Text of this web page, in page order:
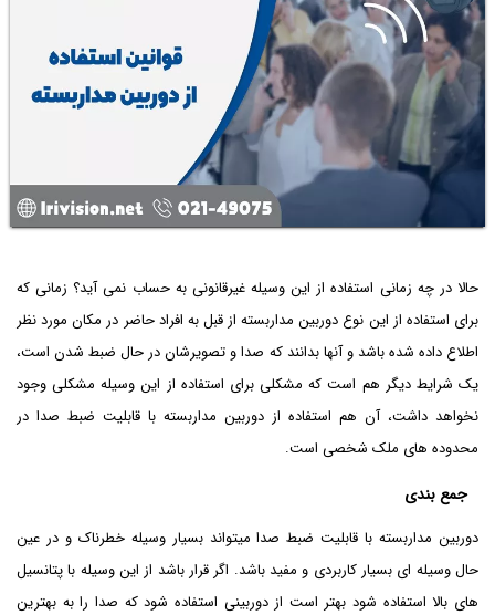
حالا در چه زمانی استفاده از این وسیله غیرقانونی به حساب نمی آید؟ زمانی که
برای استفاده از این نوع دوربین مداربسته از قبل به افراد حاضر در مکان مورد نظر
اطلاع داده شده باشد و آنها بدانند که صدا و تصویرشان در حال ضبط شدن است،
یک شرایط دیگر هم است که مشکلی برای استفاده از این وسیله مشکلی وجود
نخواهد داشت، آن هم استفاده از دوربین مداربسته با قابلیت ضبط صدا در
محدوده های ملک شخصی است.
جمع بندی
دوربین مداربسته با قابلیت ضبط صدا میتواند بسیار وسیله خطرناک و در عین
حال وسیله ای بسیار کاربردی و مفید باشد. اگر قرار باشد از این وسیله با پتانسیل
های بالا استفاده شود بهتر است از دوربینی استفاده شود که صدا را به بهترین